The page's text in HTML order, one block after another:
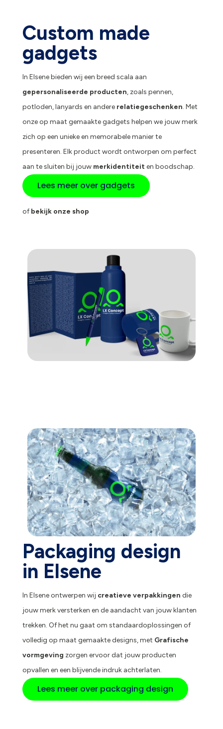
Custom made
gadgets
In Elsene bieden wij een breed scala aan
gepersonaliseerde producten, zoals pennen,
potloden, lanyards en andere relatiegeschenken. Met
onze op maat gemaakte gadgets helpen we jouw merk
zich op een unieke en memorabele manier te
presenteren. Elk product wordt ontworpen om perfect
aan te sluiten bij jouw merkidentiteiten boodschap.
Lees meer over gadgets
ofbekijk onze shop
Packaging design
in Elsene
In Elsene ontwerpen wij creatieve verpakkingen die
jouw merk versterken en de aandacht van jouw klanten
trekken. Of het nu gaat om standaardoplossingen of
volledig op maat gemaakte designs, met Grafische
vormgeving zorgen ervoor dat jouw producten
opvallen en een blijvende indruk achterlaten.
Lees meer over packaging design